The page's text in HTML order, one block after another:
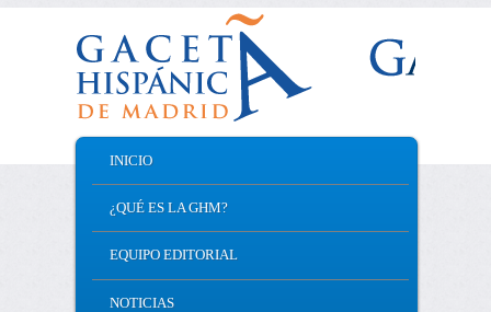
SKIP TO PRIMARY CONTENT
SKIP TO SECONDARY CONTENT
INICIO
¿QUÉ ES LA GHM?
EQUIPO EDITORIAL
NOTICIAS